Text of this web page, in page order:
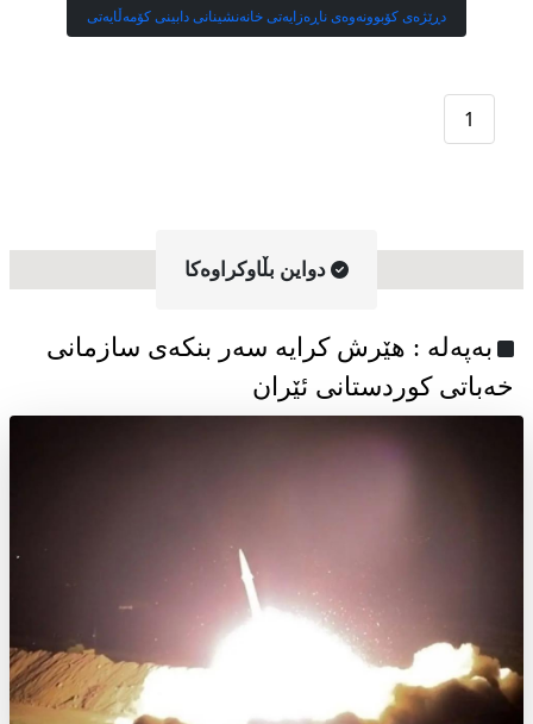
دڕێژەی کۆبوونەوەی ناڕەزایەتی خانەنشینانی دابینی کۆمەڵایەتی
1
دواین بڵاوکراوه‌کا
به‌په‌له‌ : هێرش کرایە سەر بنکەی سازمانی
خەباتی کوردستانی ئێران